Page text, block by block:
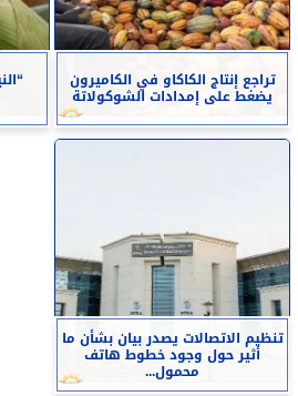
تراجع إنتاج الكاكاو في الكاميرون
يضغط على إمدادات الشوكولاتة
تنظيم الاتصالات يصدر بيان بشأن ما
أثير حول وجود خطوط هاتف
محمول...